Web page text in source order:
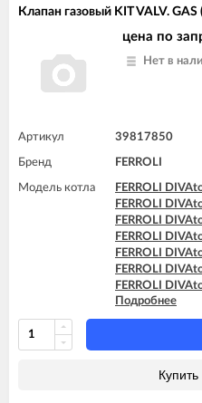
FERROLI
FERROLI
FERROLI
FERROLI
FERROLI
Клапан газовый KIT VALV. GAS
цена по
Нет в
Артикул 39817850
Бренд FERROLI
Модель котла
FERROLI
FERROLI
FERROLI
FERROLI
FERROLI
FERROLI
FERROLI
FERROLI
FERROLI
FERROLI
FERROLI
FERROLI
Подробнее
Купить